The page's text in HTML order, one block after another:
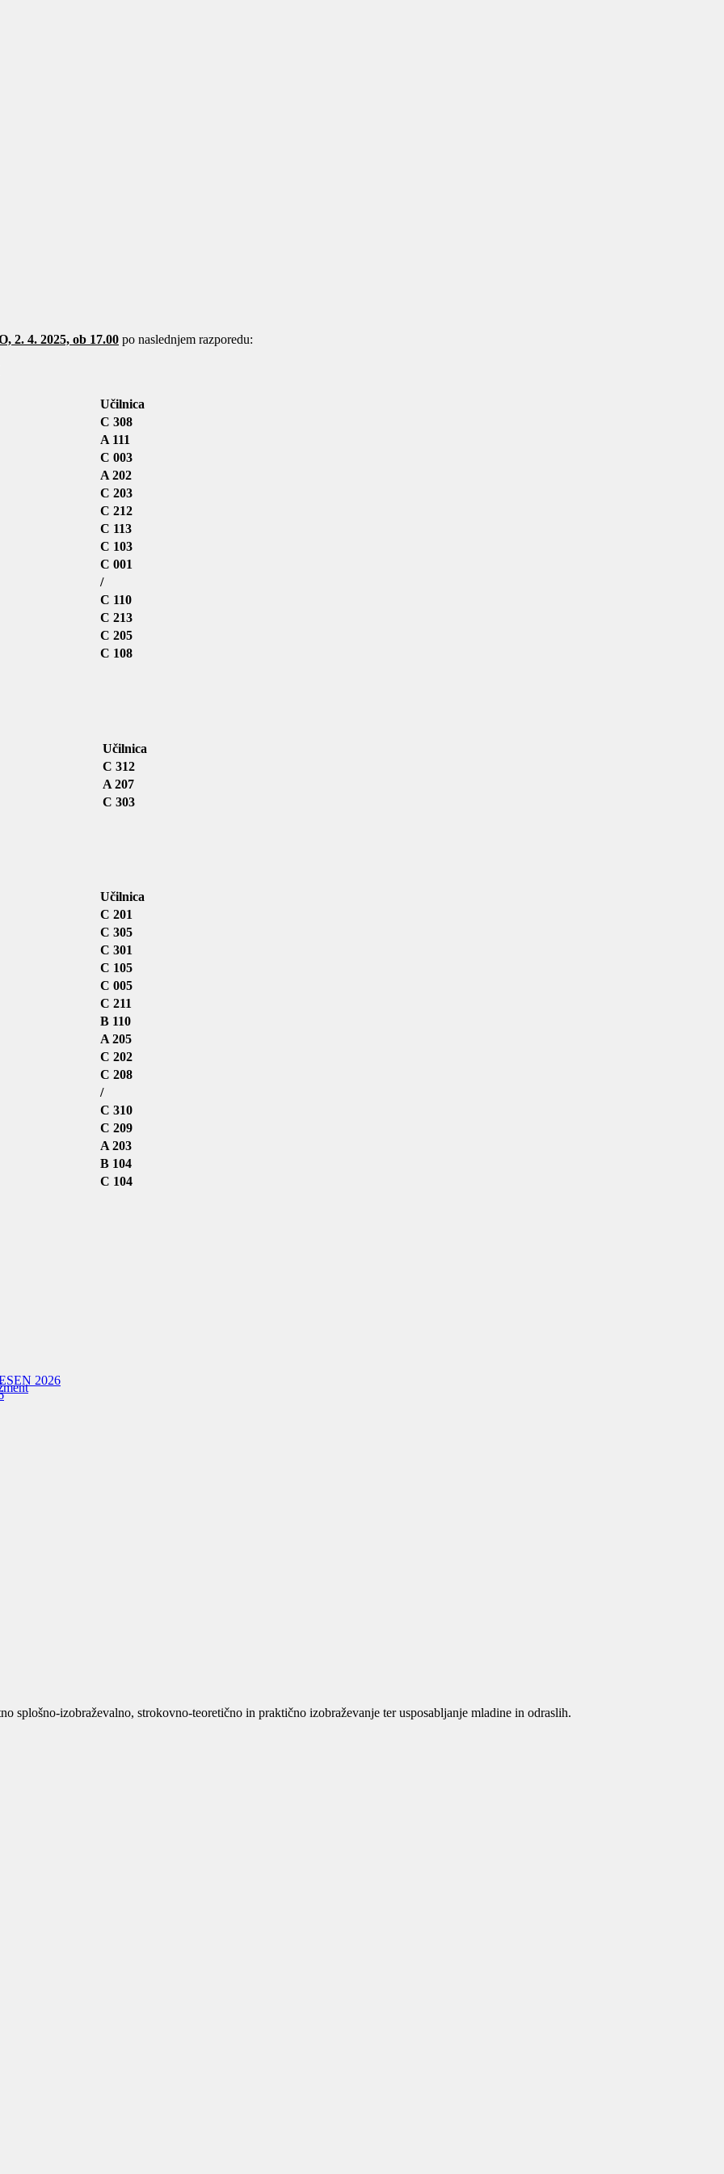
2. 4. 2025, ob 17.00 po naslednjem razporedu:
Učilnica
C 308
A 111
C 003
A 202
C 203
C 212
C 113
C 103
C 001
/
C 110
C 213
C 205
C 108
Učilnica
C 312
A 207
C 303
Učilnica
C 201
C 305
C 301
C 105
C 005
C 211
B 110
A 205
C 202
C 208
/
C 310
C 209
A 203
B 104
C 104
2026
splošno-izobraževalno, strokovno-teoretično in praktično izobraževanje ter usposabljanje mladine in odraslih.